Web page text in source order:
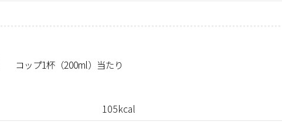
コップ1杯（200ml）当たり
105kcal